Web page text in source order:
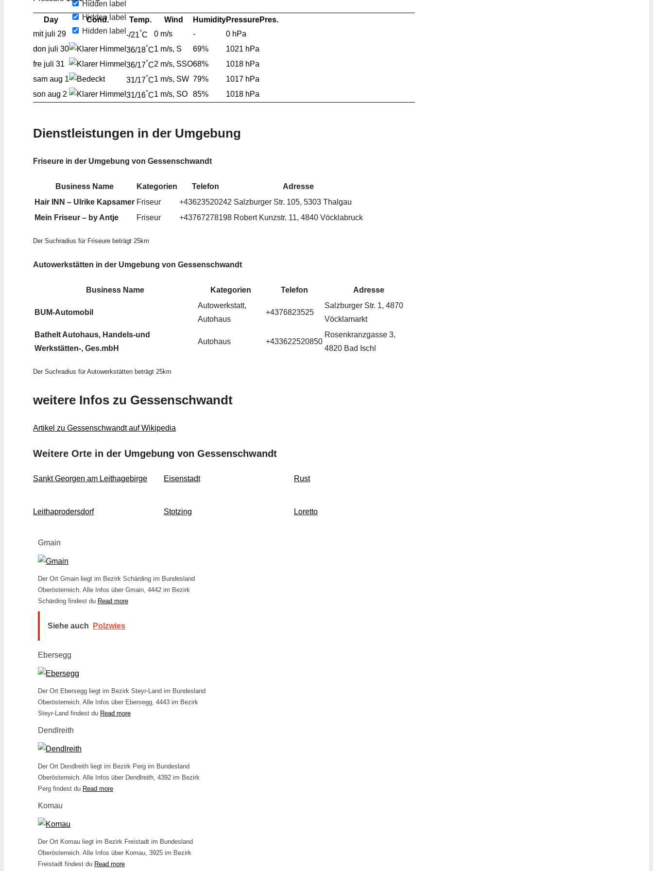
Hidden label
Hidden label
Hidden label
Day Cond. Temp. Wind HumidityPressurePres.
mit juli 29 -/21°C 0 m/s -
0 hPa
don juli 30 36/18°C1 m/s, S 69%
1021 hPa
fre juli 31 36/17°C2 m/s, SSO68%
1018 hPa
sam aug 1 31/17°C1 m/s, SW 79%
1017 hPa
son aug 2 31/16°C1 m/s, SO 85% 1018 hPa
Dienstleistungen in der Umgebung
Friseure in der Umgebung von Gessenschwandt
Business Name Kategorien Telefon
Adresse
Hair INN – Ulrike Kapsamer Friseur +43623520242 Salzburger Str. 105, 5303 Thalgau
Mein Friseur – by Antje
Friseur +43767278198 Robert Kunzstr. 11, 4840 Vöcklabruck
Der Suchradius für Friseure beträgt 25km
Autowerkstätten in der Umgebung von Gessenschwandt
Business Name Kategorien Telefon Adresse
BUM-Automobil
Autowerkstatt,
Autohaus
+4376823525
Salzburger Str. 1, 4870
Vöcklamarkt
Bathelt Autohaus, Handels-und
Werkstätten-, Ges.mbH
Autohaus +433622520850
Rosenkranzgasse 3,
4820 Bad Ischl
Der Suchradius für Autowerkstätten beträgt 25km
weitere Infos zu Gessenschwandt
Artikel zu Gessenschwandt auf Wikipedia
Weitere Orte in der Umgebung von Gessenschwandt
Sankt Georgen am Leithagebirge Eisenstadt Rust
Leithaprodersdorf Stotzing Loretto
Gmain
Der Ort Gmain liegt im Bezirk Schärding im Bundesland
Oberösterreich. Alle Infos über Gmain, 4442 im Bezirk
Schärding findest du Read more
Siehe auch Polzwies
Ebersegg
Der Ort Ebersegg liegt im Bezirk Steyr-Land im Bundesland
Oberösterreich. Alle Infos über Ebersegg, 4443 im Bezirk
Steyr-Land findest du Read more
Dendlreith
Der Ort Dendlreith liegt im Bezirk Perg im Bundesland
Oberösterreich. Alle Infos über Dendlreith, 4392 im Bezirk
Perg findest du Read more
Komau
Der Ort Komau liegt im Bezirk Freistadt im Bundesland
Oberösterreich. Alle Infos über Komau, 3925 im Bezirk
Freistadt findest du Read more